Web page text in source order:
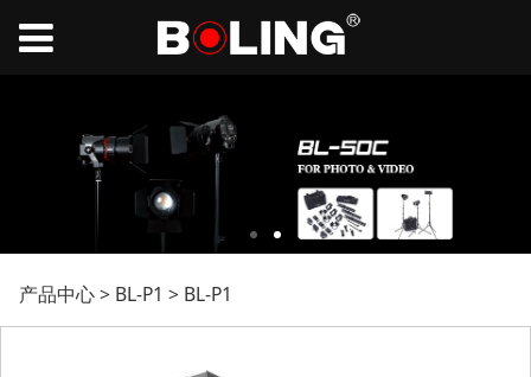
BL-P1
产品中心> BL-P1 > BL-P1